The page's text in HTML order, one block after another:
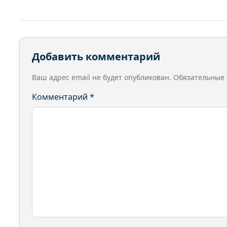
Добавить комментарий
Ваш адрес email не будет опубликован.
Комментарий *